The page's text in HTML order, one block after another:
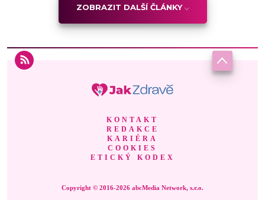
ZOBRAZIT DALŠÍ ČLÁNKY
KONTAKT
REDAKCE
KARIÉRA
COOKIES
ETICKÝ KODEX
Copyright © 2016-2026 abcMedia Network, s.r.o.